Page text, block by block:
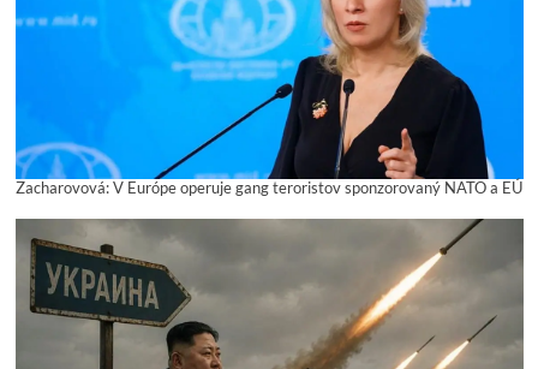
Zacharovová: V Európe operuje gang teroristov sponzorovaný NATO a EÚ